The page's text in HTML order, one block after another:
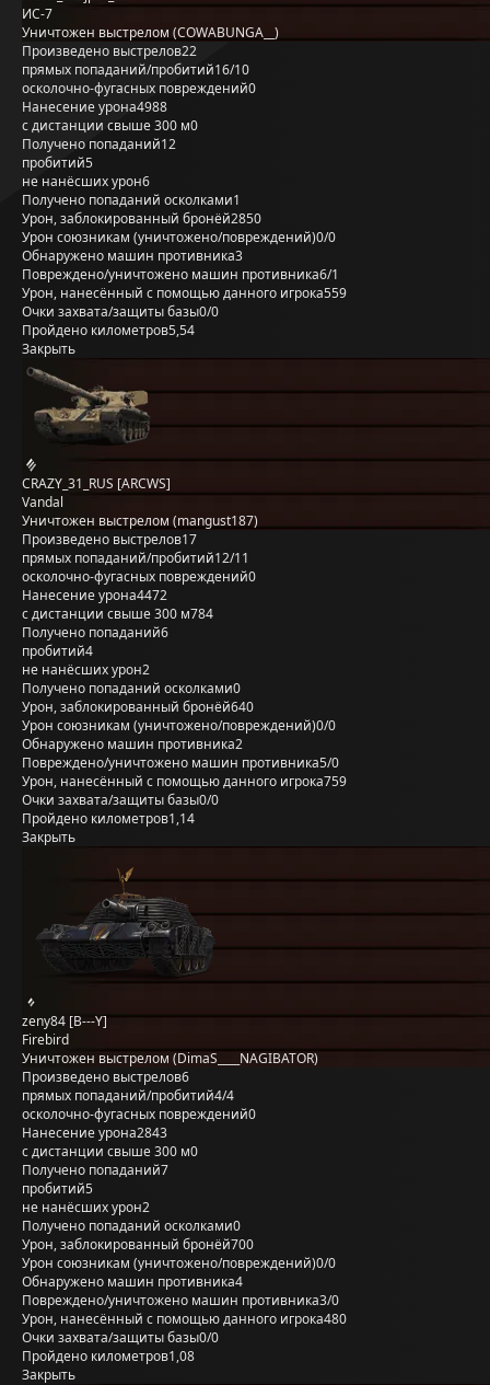
ИС-7
Уничтожен выстрелом (COWABUNGA__)
Произведено выстрелов22
прямых попаданий/пробитий16/10
осколочно-фугасных повреждений0
Нанесение урона4988
с дистанции свыше 300 м0
Получено попаданий12
пробитий5
не нанёсших урон6
Получено попаданий осколками1
Урон, заблокированный бронёй2850
Урон союзникам (уничтожено/повреждений)0/0
Обнаружено машин противника3
Повреждено/уничтожено машин противника6/1
Урон, нанесённый с помощью данного игрока559
Очки захвата/защиты базы0/0
Пройдено километров5,54
Закрыть
CRAZY_31_RUS [ARCWS]
Vandal
Уничтожен выстрелом (mangust187)
Произведено выстрелов17
прямых попаданий/пробитий12/11
осколочно-фугасных повреждений0
Нанесение урона4472
с дистанции свыше 300 м784
Получено попаданий6
пробитий4
не нанёсших урон2
Получено попаданий осколками0
Урон, заблокированный бронёй640
Урон союзникам (уничтожено/повреждений)0/0
Обнаружено машин противника2
Повреждено/уничтожено машин противника5/0
Урон, нанесённый с помощью данного игрока759
Очки захвата/защиты базы0/0
Пройдено километров1,14
Закрыть
zeny84 [B---Y]
Firebird
Уничтожен выстрелом (DimaS____NAGIBATOR)
Произведено выстрелов6
прямых попаданий/пробитий4/4
осколочно-фугасных повреждений0
Нанесение урона2843
с дистанции свыше 300 м0
Получено попаданий7
пробитий5
не нанёсших урон2
Получено попаданий осколками0
Урон, заблокированный бронёй700
Урон союзникам (уничтожено/повреждений)0/0
Обнаружено машин противника4
Повреждено/уничтожено машин противника3/0
Урон, нанесённый с помощью данного игрока480
Очки захвата/защиты базы0/0
Пройдено километров1,08
Закрыть